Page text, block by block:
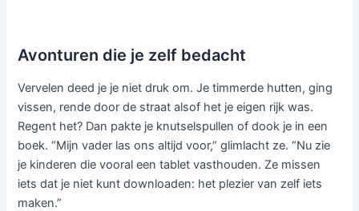
Avonturen die je zelf bedacht
Vervelen deed je je niet druk om. Je timmerde hutten, ging
vissen, rende door de straat alsof het je eigen rijk was.
Regent het? Dan pakte je knutselspullen of dook je in een
boek. “Mijn vader las ons altijd voor,” glimlacht ze. “Nu zie
je kinderen die vooral een tablet vasthouden. Ze missen
iets dat je niet kunt downloaden: het plezier van zelf iets
maken.”